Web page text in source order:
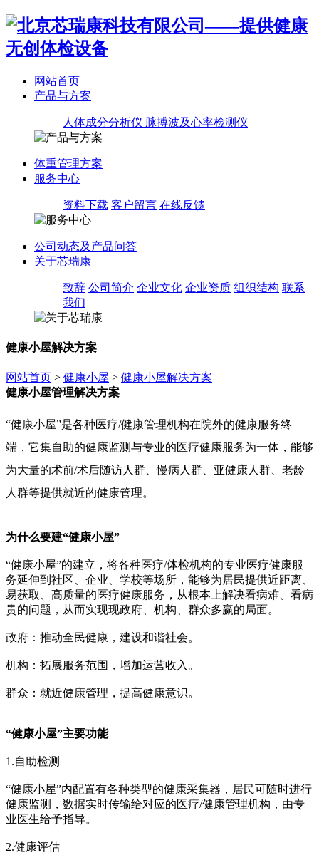
网站首页
产品与方案
人体成分分析仪 脉搏波及心率检测仪
体重管理方案
服务中心
资料下载 客户留言 在线反馈
公司动态及产品问答
关于芯瑞康
致辞 公司简介 企业文化 企业资质 组织结构 联系
我们
健康小屋解决方案
网站首页 > 健康小屋 > 健康小屋解决方案
健康小屋管理解决方案
“健康小屋”是各种医疗/健康管理机构在院外的健康服务终
端，它集自助的健康监测与专业的医疗健康服务为一体，能够
为大量的术前/术后随访人群、慢病人群、亚健康人群、老龄
人群等提供就近的健康管理。
为什么要建“健康小屋”
“健康小屋”的建立，将各种医疗/体检机构的专业医疗健康服
务延伸到社区、企业、学校等场所，能够为居民提供近距离、
易获取、高质量的医疗健康服务，从根本上解决看病难、看病
贵的问题，从而实现现政府、机构、群众多赢的局面。
政府：推动全民健康，建设和谐社会。
机构：拓展服务范围，增加运营收入。
群众：就近健康管理，提高健康意识。
“健康小屋”主要功能
1.自助检测
“健康小屋”内配置有各种类型的健康采集器，居民可随时进行
健康监测，数据实时传输给对应的医疗/健康管理机构，由专
业医生给予指导。
2.健康评估